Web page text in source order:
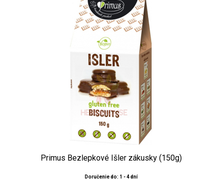
Primus Bezlepkové Išler zákusky (150g)
Doručenie do: 1 - 4 dní